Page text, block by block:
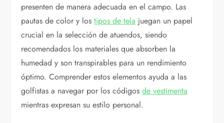
presenten de manera adecuada en el campo. Las
pautas de color y lostipos de tela juegan un papel
crucial en la selección de atuendos, siendo
recomendados los materiales que absorben la
humedad y son transpirables para un rendimiento
óptimo. Comprender estos elementos ayuda a las
golfistas a navegar por los códigosde vestimenta
mientras expresan su estilo personal.